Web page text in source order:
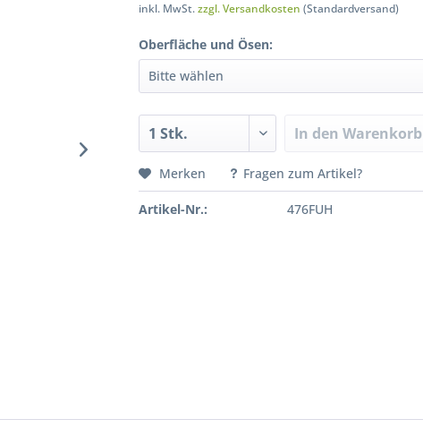
inkl. MwSt.zzgl. Versandkosten (Standardversand)
Oberfläche und Ösen:
In den Warenkorb
Merken Fragen zum Artikel?
Artikel-Nr.: 476FUH